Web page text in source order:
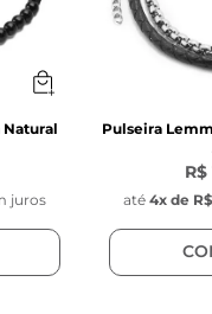
Natural
juros
Pulseira
até 4x de